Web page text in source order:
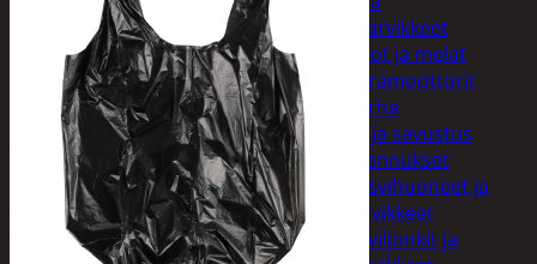
veneilytarvikkeet
Airot ja melat
Perämoottorit
Piha ja puutarha
Grillaus ja savustus
Piharakennukset
Kasvihuoneet ja
tarvikkeet
Paviljonkit ja